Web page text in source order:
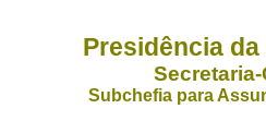
Presidência
Secretaria-
Subchefia para